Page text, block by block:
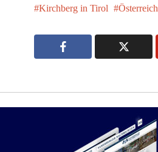
Kirchberg in Tirol Österreich